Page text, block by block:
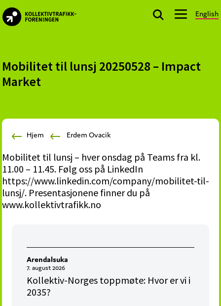
Skip
to
Skip
to
Skip
to
English
offentlige
aktører
kjøper
kollektivtrafikk-
og
mobilitetstjenester
Mobilitet til lunsj 20250528 – Impact
Market
Hjem Erdem Ovacik
Mobilitet til lunsj – hver onsdag på Teams fra kl.
11.00 – 11.45. Følg oss på LinkedIn
https://www.linkedin.com/company/mobilitet-til-
lunsj/. Presentasjonene finner du på
www.kollektivtrafikk.no
Arendalsuka
7. august 2026
Kollektiv-Norges toppmøte: Hvor er vi i
2035?